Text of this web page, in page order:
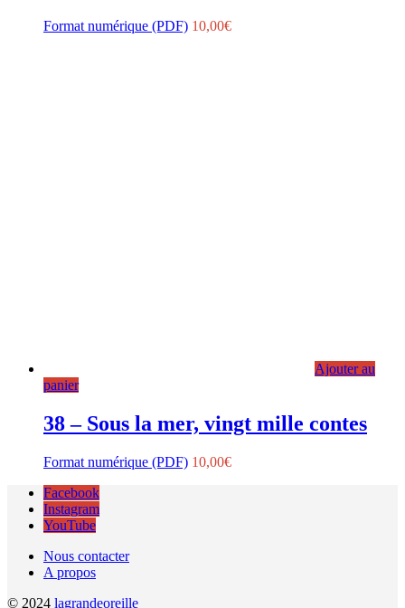
Format numérique (PDF) 10,00€
Ajouter au
panier
38 – Sous la mer, vingt mille contes
Format numérique (PDF) 10,00€
Facebook
Instagram
YouTube
Nous contacter
A propos
© 2024 lagrandeoreille